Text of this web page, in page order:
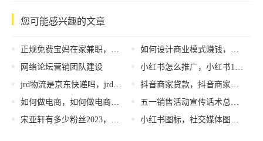
您可能感兴趣的文章
正规免费宝妈在家兼职，宝妈兼职机会？
网络论坛营销团队建设
jrd物流是京东快递吗，jrd物流是哪家公司？
如何做电商，如何做电商新手入门？
宋亚轩有多少粉丝2023，宋亚轩有多少粉丝？
如何设计商业模式赚钱，什么样的商业模式最赚钱？
小红书怎么推广，小红书10万粉丝推广费？
抖音商家贷款，抖音商家贷款容易通过吗？
五一销售活动宣传话术总结怎么写，五一销售活动宣传话术总结简短？
小红书图标，社交媒体图标设计？